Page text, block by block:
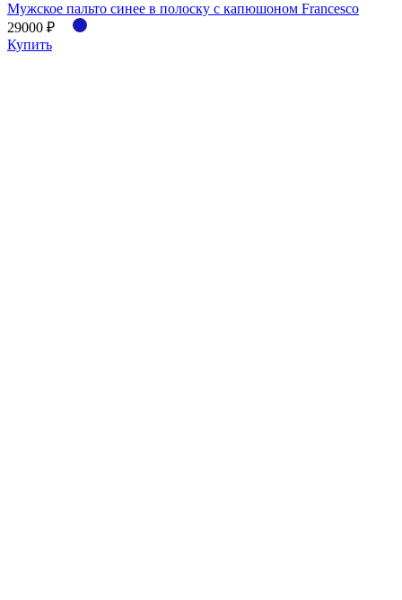
Мужское пальто синее в полоску с капюшоном Francesco
29000 ₽
Купить